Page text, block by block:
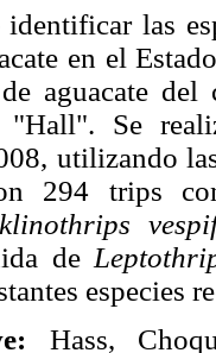
las
en el
aguacate
Se
utilizando
294 trips
de
especies
Hass,